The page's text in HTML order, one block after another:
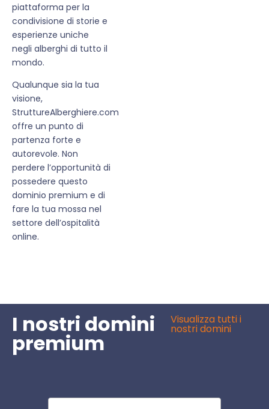
piattaforma per la
condivisione di storie e
esperienze uniche
negli alberghi di tutto il
mondo.
Qualunque sia la tua
visione,
StruttureAlberghiere.com
offre un punto di
partenza forte e
autorevole. Non
perdere l’opportunità di
possedere questo
dominio premium e di
fare la tua mossa nel
settore dell’ospitalità
online.
I nostri domini
premium
Visualizza tutti i
nostri domini